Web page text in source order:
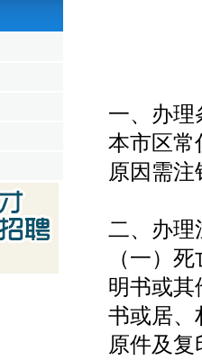
一、办理
本市区常
原因需
二、办理
（一）
明书或其
书或居、
原件及复